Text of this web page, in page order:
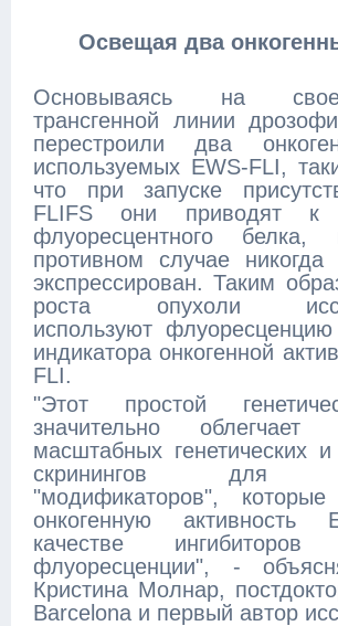
Освещая два
Основываясь на
трансгенной линии
перестроили два
используемых EWS-FLI,
что при запуске
FLIFS они приводят к
флуоресцентного
противном случае
экспрессирован. Таким
роста опухоли
используют
индикатора онкогенной
FLI.
"Этот простой
значительно облегчает
масштабных генетических
скринингов для
"модификаторов",
онкогенную активность
качестве ингибиторов
флуоресценции", -
Кристина Молнар,
Barcelona и первый автор